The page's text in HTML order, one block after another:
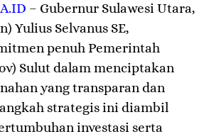
– Gubernur Sulawesi Utara,
Yulius Selvanus SE,
penuh Pemerintah
Sulut dalam menciptakan
yang transparan dan
strategis ini diambil
investasi serta